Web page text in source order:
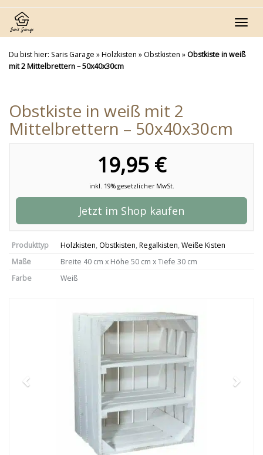
Skip
main
content
Du bist hier: Saris Garage »Holzkisten » Obstkisten » Obstkiste in weiß
mit 2 Mittelbrettern – 50x40x30cm
Obstkiste in weiß mit 2
Mittelbrettern – 50x40x30cm
19,95 €
inkl. 19% gesetzlicher MwSt.
Jetzt im Shop kaufen
Produkttyp Holzkisten, Obstkisten, Regalkisten, Weiße Kisten
Maße
Breite 40 cm x Höhe 50 cm x Tiefe 30 cm
Farbe
Weiß